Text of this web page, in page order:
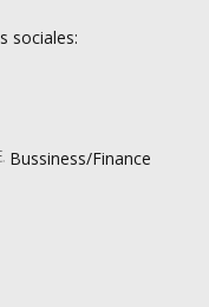
sociales:
Bussiness/Finance